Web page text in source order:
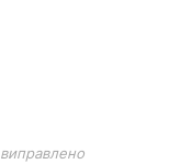
виправлено